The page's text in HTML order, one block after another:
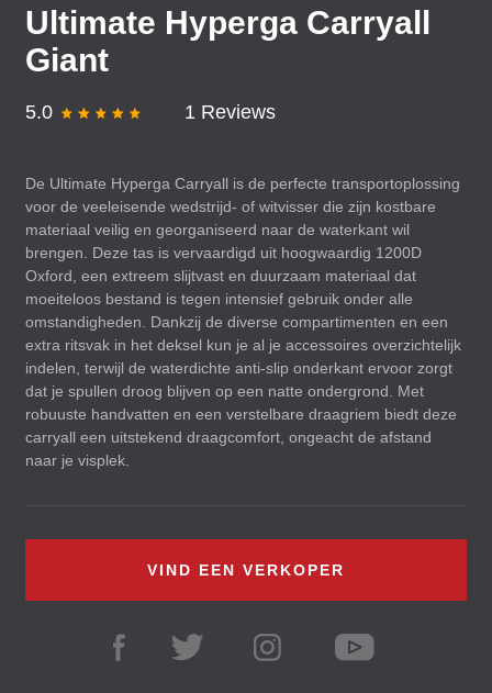
Ultimate Hyperga Carryall
Giant
5.0 1 Reviews
De Ultimate Hyperga Carryall is de perfecte transportoplossing
voor de veeleisende wedstrijd- of witvisser die zijn kostbare
materiaal veilig en georganiseerd naar de waterkant wil
brengen. Deze tas is vervaardigd uit hoogwaardig 1200D
Oxford, een extreem slijtvast en duurzaam materiaal dat
moeiteloos bestand is tegen intensief gebruik onder alle
omstandigheden. Dankzij de diverse compartimenten en een
extra ritsvak in het deksel kun je al je accessoires overzichtelijk
indelen, terwijl de waterdichte anti-slip onderkant ervoor zorgt
dat je spullen droog blijven op een natte ondergrond. Met
robuuste handvatten en een verstelbare draagriem biedt deze
carryall een uitstekend draagcomfort, ongeacht de afstand
naar je visplek.
VIND EEN VERKOPER